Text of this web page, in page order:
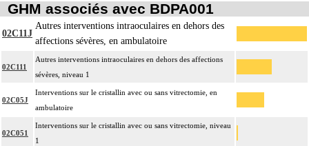
GHM associés avec BDPA001
02C11J
Autres interventions intraoculaires en dehors des
affections sévères, en ambulatoire
02C111
Autres interventions intraoculaires en dehors des affections
sévères, niveau 1
02C05J
Interventions sur le cristallin avec ou sans vitrectomie, en
ambulatoire
02C051
Interventions sur le cristallin avec ou sans vitrectomie, niveau
1